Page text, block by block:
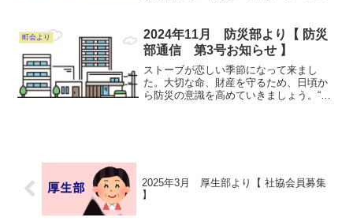
を使って勉強します。「防災」では、簡
易トイレテント...
町会より
2024年11月 防災部より【 防災
部通信 第3号お知らせ 】
ストーブが恋しい季節になって来まし
た。大切な命、財産を守るため、日頃か
ら防災の意識を高めていきましょう。“防
2025年3月 厚生部より【 社協会員募集
】